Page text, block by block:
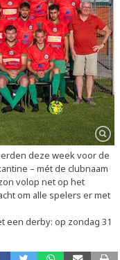
deze week voor de
– mét de clubnaam
volop net op het
om alle spelers er met
een derby: op zondag 31